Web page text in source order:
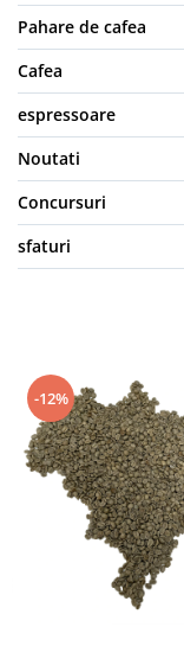
Pahare de cafea
Cafea
espressoare
Noutati
Concursuri
sfaturi
-12%